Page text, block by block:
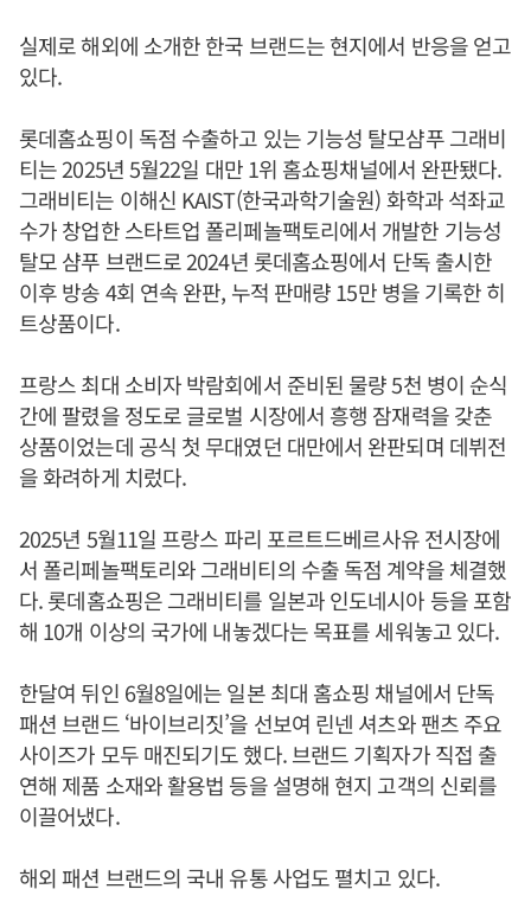
실제로 해외에 소개한 한국 브랜드는 현지에서 반응을 얻고
있다.
롯데홈쇼핑이 독점 수출하고 있는 기능성 탈모샴푸 그래비
티는 2025년 5월22일 대만 1위 홈쇼핑채널에서 완판됐다.
그래비티는 이해신 KAIST(한국과학기술원) 화학과 석좌교
수가 창업한 스타트업 폴리페놀팩토리에서 개발한 기능성
탈모 샴푸 브랜드로 2024년 롯데홈쇼핑에서 단독 출시한
이후 방송 4회 연속 완판, 누적 판매량 15만 병을 기록한 히
트상품이다.
프랑스 최대 소비자 박람회에서 준비된 물량 5천 병이 순식
간에 팔렸을 정도로 글로벌 시장에서 흥행 잠재력을 갖춘
상품이었는데 공식 첫 무대였던 대만에서 완판되며 데뷔전
을 화려하게 치렀다.
2025년 5월11일 프랑스 파리 포르트드베르사유 전시장에
서 폴리페놀팩토리와 그래비티의 수출 독점 계약을 체결했
다. 롯데홈쇼핑은 그래비티를 일본과 인도네시아 등을 포함
해 10개 이상의 국가에 내놓겠다는 목표를 세워놓고 있다.
한달여 뒤인 6월8일에는 일본 최대 홈쇼핑 채널에서 단독
패션 브랜드 ‘바이브리짓’을 선보여 린넨 셔츠와 팬츠 주요
사이즈가 모두 매진되기도 했다. 브랜드 기획자가 직접 출
연해 제품 소재와 활용법 등을 설명해 현지 고객의 신뢰를
이끌어냈다.
해외 패션 브랜드의 국내 유통 사업도 펼치고 있다.